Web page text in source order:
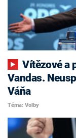
Vítězové a poražení voleb: Slaví Novotný či
Vandas.
Váňa
Téma: Volby